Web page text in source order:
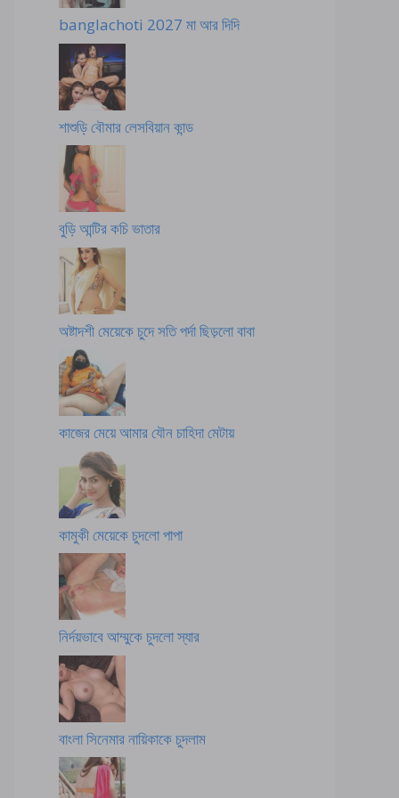
banglachoti 2027 মা আর দিদি
শাশুড়ি বৌমার লেসবিয়ান কান্ড
বুড়ি আন্টির কচি ভাতার
অষ্টাদশী মেয়েকে চুদে সতি পর্দা ছিড়লো বাবা
কাজের মেয়ে আমার যৌন চাহিদা মেটায়
কামুকী মেয়েকে চুদলো পাপা
নির্দয়ভাবে আম্মুকে চুদলো স্যার
বাংলা সিনেমার নায়িকাকে চুদলাম